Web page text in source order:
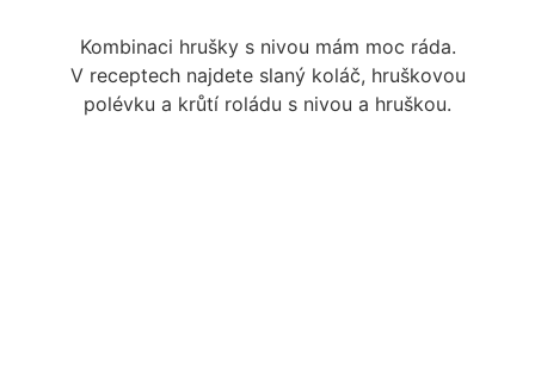
Kombinaci hrušky s nivou mám moc ráda.
V receptech najdete slaný koláč, hruškovou
polévku a krůtí roládu s nivou a hruškou.